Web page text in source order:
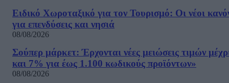
Ειδικό Χωροταξικό για τον Τουρισμό: Οι νέοι
για επενδύσεις και νησιά
08/08/2026
Σούπερ μάρκετ: Έρχονται νέες μειώσεις τιμών
και 7% για έως 1.100 κωδικούς προϊόντων»
08/08/2026